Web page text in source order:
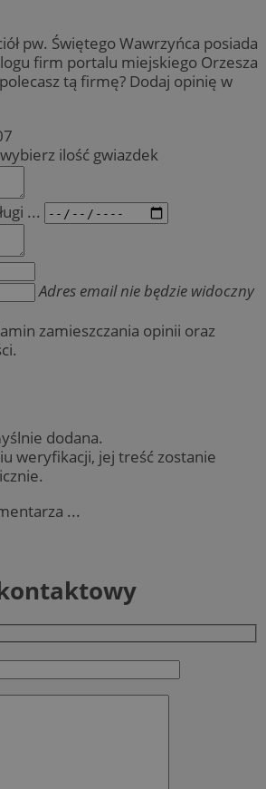
pw. Świętego Wawrzyńca posiada
firm portalu miejskiego Orzesza
tą firmę? Dodaj opinię w
ilość gwiazdek
...
Adres email nie będzie widoczny
zamieszczania opinii oraz
dodana.
weryfikacji, jej treść zostanie
...